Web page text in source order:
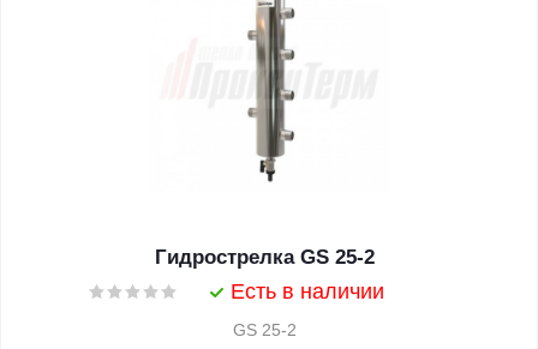
Гидрострелка GS 25-2
Есть в наличии
GS 25-2